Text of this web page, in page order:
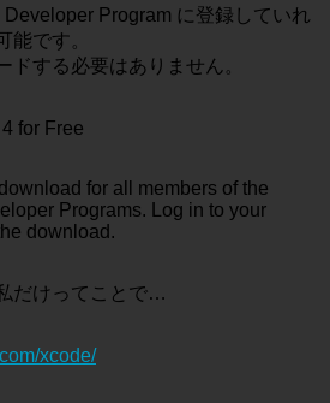
Program に登録していれ
能です。
ドする必要はありません。
for Free
for all members of the
Programs. Log in to your
download.
だけってことで…
xcode/